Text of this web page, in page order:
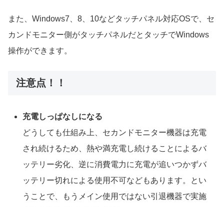
また、Windows7、8、10などタッチパネル対応OSで、セ
カンドモニター側がタッチパネルだとタッチでWindows
操作ができます。
注意点！！
充電しっぱなしになる
どうしても仕組み上、セカンドモニター機器は充電
され続けるため、熱や満充電し続けることによるバ
ッテリー劣化、逆に消費電力に充電が追いつかずバ
ッテリー切れによる使用不可などもあります。とい
うことで、もうメイン使用ではない引退機器で実施